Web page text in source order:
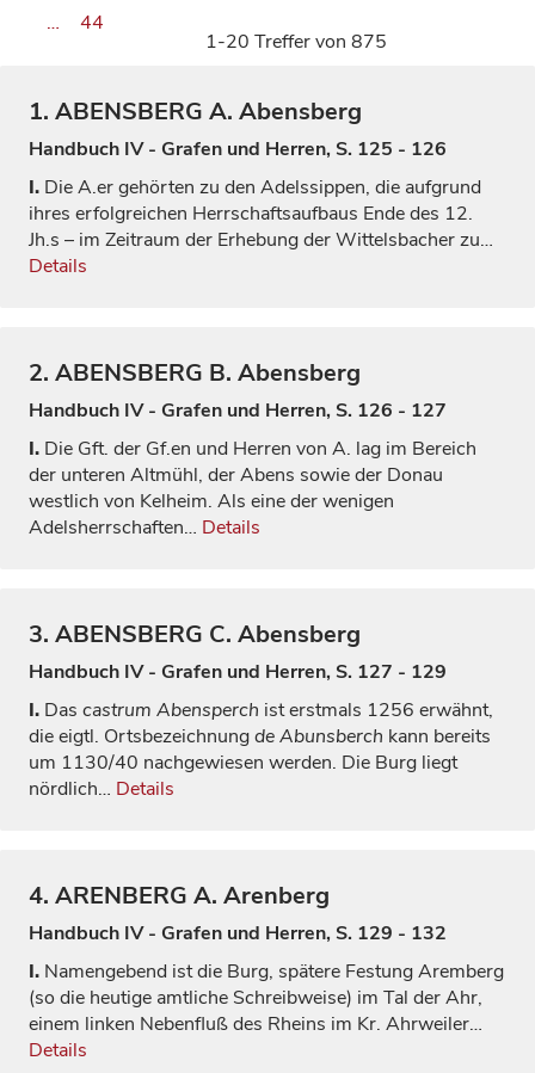
…
44
1-20 Treffer von 875
1. ABENSBERG A. Abensberg
Handbuch IV - Grafen und Herren, S. 125 - 126
I. Die A.er gehörten zu den Adelssippen, die aufgrund
ihres erfolgreichen Herrschaftsaufbaus Ende des 12.
Jh.s – im Zeitraum der Erhebung der Wittelsbacher zu…
Details
2. ABENSBERG B. Abensberg
Handbuch IV - Grafen und Herren, S. 126 - 127
I. Die Gft. der Gf.en und Herren von A. lag im Bereich
der unteren Altmühl, der Abens sowie der Donau
westlich von Kelheim. Als eine der wenigen
Adelsherrschaften… Details
3. ABENSBERG C. Abensberg
Handbuch IV - Grafen und Herren, S. 127 - 129
I. Das castrum Abensperch ist erstmals 1256 erwähnt,
die eigtl. Ortsbezeichnungde Abunsberch kann bereits
um 1130/40 nachgewiesen werden. Die Burg liegt
nördlich… Details
4. ARENBERG A. Arenberg
Handbuch IV - Grafen und Herren, S. 129 - 132
I. Namengebend ist die Burg, spätere Festung Aremberg
(so die heutige amtliche Schreibweise) im Tal der Ahr,
einem linken Nebenfluß des Rheins im Kr. Ahrweiler…
Details